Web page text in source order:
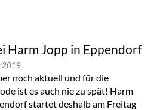
Harm Jopp in Eppendorf
2019
noch aktuell und für die
ist es auch nie zu spät! Harm
startet deshalb am Freitag